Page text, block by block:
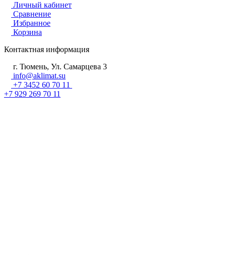
Личный кабинет
Сравнение
Избранное
Корзина
Контактная информация
г. Тюмень, Ул. Самарцева 3
info@aklimat.su
+7 3452 60 70 11
+7 929 269 70 11